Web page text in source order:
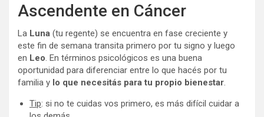
Ascendente en Cáncer
La Luna (tu regente) se encuentra en fase creciente y
este fin de semana transita primero por tu signo y luego
en Leo . En términos psicológicos es una buena
oportunidad para diferenciar entre lo que hacés por tu
familia y lo que necesitás para tu propio bienestar
Tip: si no te cuidas vos primero, es más difícil cuidar a